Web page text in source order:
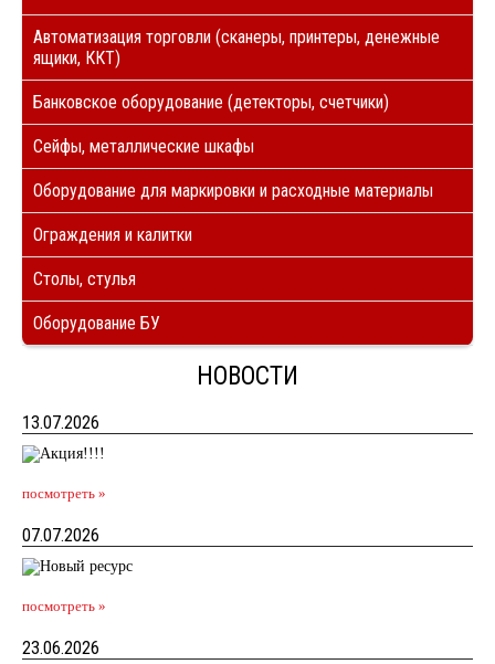
Автоматизация торговли (сканеры, принтеры, денежные
ящики, ККТ)
Банковское оборудование (детекторы, счетчики)
Сейфы, металлические шкафы
Оборудование для маркировки и расходные материалы
Ограждения и калитки
Столы, стулья
Оборудование БУ
НОВОСТИ
13.07.2026
посмотреть »
07.07.2026
посмотреть »
23.06.2026